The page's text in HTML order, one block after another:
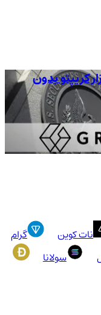
کریپتو بدون
نات کوین
گرام
سولانا